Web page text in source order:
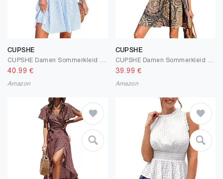
CUPSHE
40.99 €
Amazon
CUPSHE
39.99 €
Amazon